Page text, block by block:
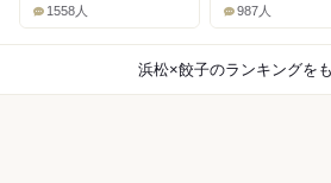
1558人 987人
浜松×餃子のランキングを